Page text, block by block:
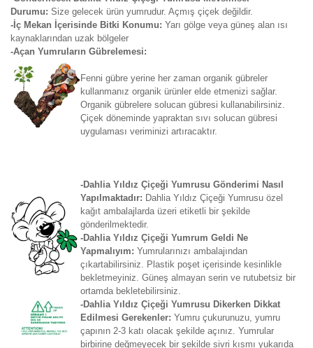
Durumu: Size gelecek ürün yumrudur. Açmış çiçek değildir.
-İç Mekan İçerisinde Bitki Konumu: Yarı gölge veya güneş alan ısı
kaynaklarından uzak bölgeler
-Açan Yumruların Gübrelemesi:
Fenni gübre yerine her zaman organik gübreler
kullanmanız organik ürünler elde etmenizi sağlar.
Organik gübrelere solucan gübresi kullanabilirsiniz.
Çiçek döneminde yapraktan sıvı solucan gübresi
uygulaması veriminizi artıracaktır.
-Dahlia Yıldız Çiçeği Yumrusu Gönderimi Nasıl
Yapılmaktadır: Dahlia Yıldız Çiçeği Yumrusu özel
kağıt ambalajlarda üzeri etiketli bir şekilde
gönderilmektedir.
-Dahlia Yıldız Çiçeği Yumrum Geldi Ne
Yapmalıyım: Yumrularınızı ambalajından
çıkartabilirsiniz. Plastik poşet içerisinde kesinlikle
bekletmeyiniz. Güneş almayan serin ve rutubetsiz bir
ortamda bekletebilirsiniz.
-Dahlia Yıldız Çiçeği Yumrusu Dikerken Dikkat
Edilmesi Gerekenler: Yumru çukurunuzu, yumru
çapının 2-3 katı olacak şekilde açınız. Yumrular
birbirine değmeyecek bir şekilde sivri kısmı yukarıda